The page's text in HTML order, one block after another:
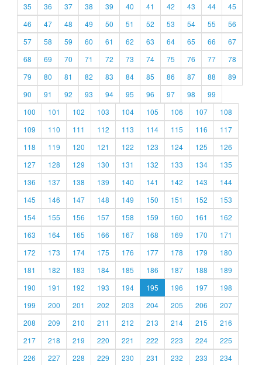
35
36 37 38 39 40 41 42 43 44
45
46
47 48 49 50 51 52 53 54 55
56
57
58 59 60 61 62 63 64 65 66
67
68
69 70 71 72 73 74 75 76 77
78
79
80 81 82 83 84 85 86 87 88
89
90
91 92 93 94 95 96 97 98
99
100
101 102 103 104 105 106 107
108
109
110 111 112 113 114 115 116
117
118
119 120 121 122 123 124 125
126
127
128 129 130 131 132 133 134
135
136
137 138 139 140 141 142 143
144
145
146 147 148 149 150 151 152
153
154
155 156 157 158 159 160 161
162
163
164 165 166 167 168 169 170
171
172
173 174 175 176 177 178 179
180
181
182 183 184 185 186 187 188
189
190
191 192 193 194 195 196 197
198
199
200 201 202 203 204 205 206
207
208
209 210 211 212 213 214 215
216
217
218 219 220 221 222 223 224
225
226
227 228 229 230 231 232 233 234